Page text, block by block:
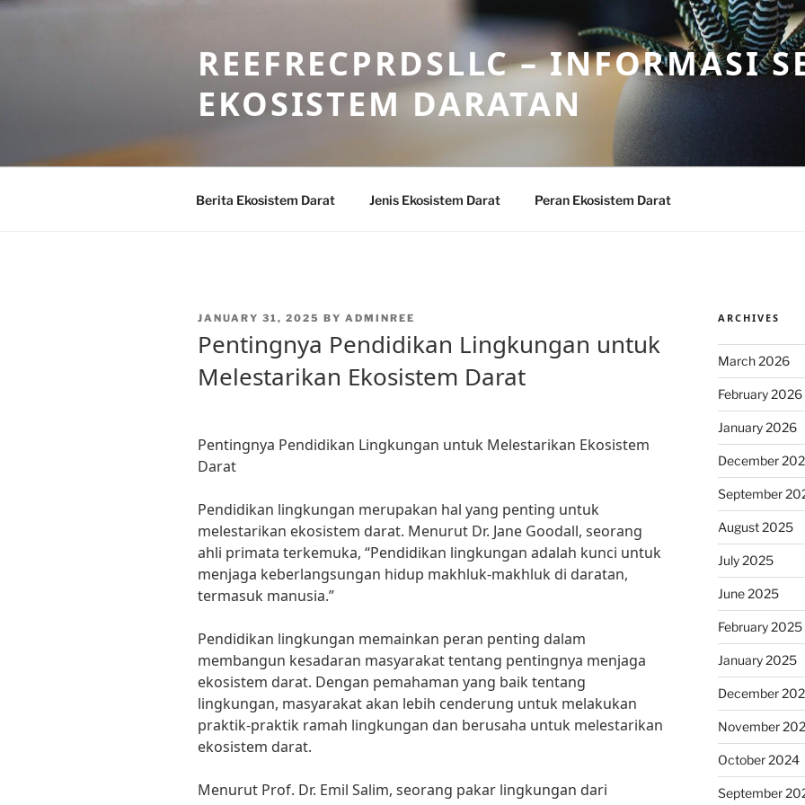
Skip
REEFRECPRDSLLC – INFORMASI
EKOSISTEM DARATAN
Berita Ekosistem Darat Jenis Ekosistem Darat Peran Ekosistem Darat
POSTED
JANUARY 31, 2025 BY ADMINREE
Pentingnya Pendidikan Lingkungan untuk
Melestarikan Ekosistem Darat
Pentingnya Pendidikan Lingkungan untuk Melestarikan Ekosistem
Darat
Pendidikan lingkungan merupakan hal yang penting untuk
melestarikan ekosistem darat. Menurut Dr. Jane Goodall, seorang
ahli primata terkemuka, “Pendidikan lingkungan adalah kunci untuk
menjaga keberlangsungan hidup makhluk-makhluk di daratan,
termasuk manusia.”
Pendidikan lingkungan memainkan peran penting dalam
membangun kesadaran masyarakat tentang pentingnya menjaga
ekosistem darat. Dengan pemahaman yang baik tentang
lingkungan, masyarakat akan lebih cenderung untuk melakukan
praktik-praktik ramah lingkungan dan berusaha untuk melestarikan
ekosistem darat.
Menurut Prof. Dr. Emil Salim, seorang pakar lingkungan dari
ARCHIVES
March 2026
February 2026
January 2026
December
September
August 2025
July 2025
June 2025
February 2025
January 2025
December
November
October 2024
September